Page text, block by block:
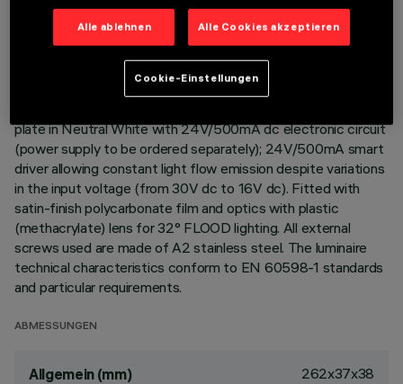
supports for installation (to be ordered separately). Extruded
aluminium body, with zamak die-cast end caps complete with
silicone gaskets. Coated with liquid acrylic paint with a high
level of weather and UV ray resistance. The top of the
optical assembly is closed by a 3 mm thick transparent glass
plate in Neutral White with 24V/500mA dc electronic circuit
(power supply to be ordered separately); 24V/500mA smart
driver allowing constant light flow emission despite variations
in the input voltage (from 30V dc to 16V dc). Fitted with
satin-finish polycarbonate film and optics with plastic
(methacrylate) lens for 32° FLOOD lighting. All external
screws used are made of A2 stainless steel. The luminaire
technical characteristics conform to EN 60598-1 standards
and particular requirements.
ABMESSUNGEN
Allgemein (mm) 262x37x38
Alle ablehnen Alle Cookies akzeptieren
Cookie-Einstellungen